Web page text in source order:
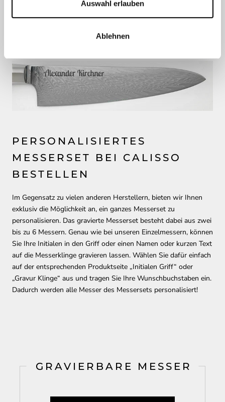
Auswahl erlauben
Ablehnen
wesentlich hochwertiger
Bei anderen Herstellern tragen sich die Gravuren teilweise mit
PERSONALISIERTES
MESSERSET BEI CALISSO
BESTELLEN
Im Gegensatz zu vielen anderen Herstellern, bieten wir Ihnen
exklusiv die Möglichkeit an, ein ganzes Messerset zu
personalisieren. Das gravierte Messerset besteht dabei aus zwei
bis zu 6 Messern. Genau wie bei unseren Einzelmessern, können
Sie Ihre Initialen in den Griff oder einen Namen oder kurzen Text
auf die Messerklinge gravieren lassen. Wählen Sie dafür einfach
auf der entsprechenden Produktseite „Initialen Griff“ oder
„Gravur Klinge“ aus und tragen Sie Ihre Wunschbuchstaben ein.
Dadurch werden alle Messer des Messersets personalisiert!
GRAVIERBARE MESSER